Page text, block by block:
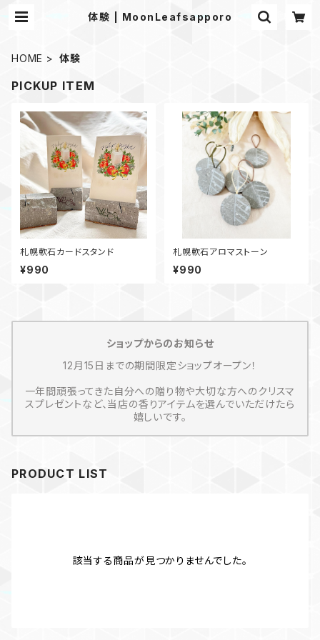
体験 | MoonLeafsapporo
HOME 体験
PICKUP ITEM
札幌軟石カードスタンド
¥990
札幌軟石アロマストーン
¥990
ショップからのお知らせ
12月15日までの期間限定ショップオープン！
一年間頑張ってきた自分への贈り物や大切な方へのクリスマ
スプレゼントなど、当店の香りアイテムを選んでいただけたら
嬉しいです。
PRODUCT LIST
該当する商品が見つかりませんでした。